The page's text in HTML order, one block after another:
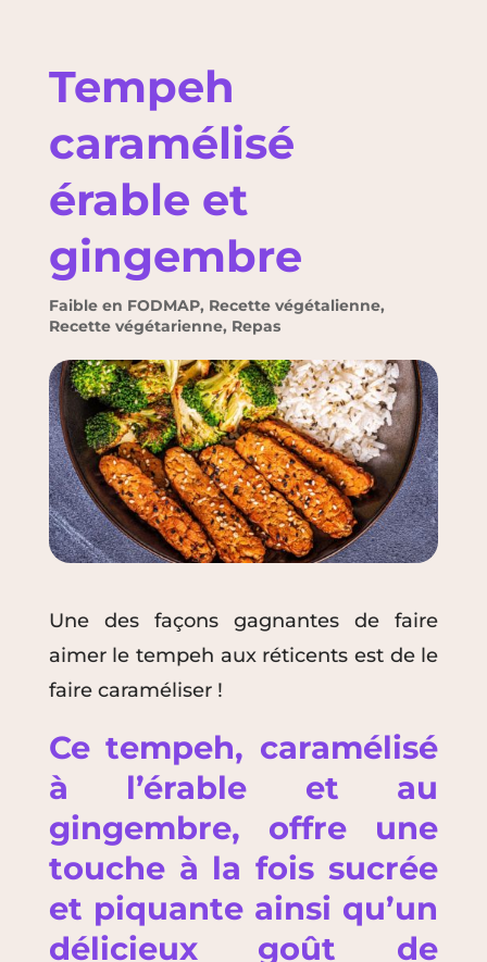
Tempeh
caramélisé
érable et
gingembre
Faible en FODMAP, Recette végétalienne,
Recette végétarienne, Repas
Une des façons gagnantes de faire
aimer le tempeh aux réticents est de le
faire caraméliser !
Ce tempeh, caramélisé
à l’érable et au
gingembre, offre une
touche à la fois sucrée
et piquante ainsi qu’un
délicieux goût de